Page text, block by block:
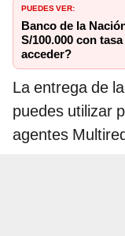
PUEDES VER:
Banco de la
S/100.000 con
acceder?
La entrega de
puedes utilizar
agentes